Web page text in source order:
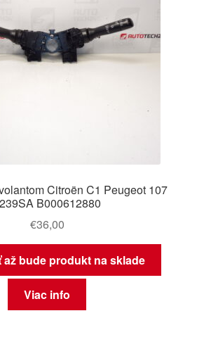
Citroën C1 Peugeot 107
B000612880
€36,00
až bude produkt na sklade
Viac info